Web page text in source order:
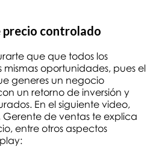
controlado
que que todos los
mismas oportunidades, pues el
generes un negocio
un retorno de inversión y
En el siguiente video,
de ventas te explica
entre otros aspectos